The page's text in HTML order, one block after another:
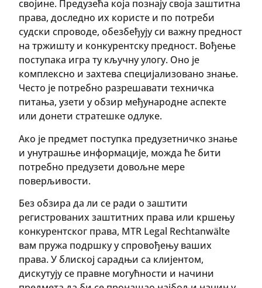
својине. Предузећа која познају своја заштитна
права, доследно их користе и по потреби
судски спроводе, обезбеђују си важну предност
на тржишту и конкурентску предност. Вођење
поступака игра ту кључну улогу. Оно је
комплексно и захтева специјализовано знање.
Често је потребно разрешавати техничка
питања, узети у обзир међународне аспекте
или донети стратешке одлуке.
Ако је предмет поступка предузетничко знање
и унутрашње информације, можда ће бити
потребно предузети довољне мере
поверљивости.
Без обзира да ли се ради о заштити
регистрованих заштитних права или кршењу
конкурентског права, MTR Legal Rechtanwälte
вам пружа подршку у спровођењу ваших
права. У блиској сарадњи са клијентом,
дискутују се правне могућности и начини